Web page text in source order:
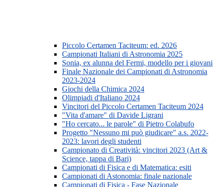
Piccolo Certamen Taciteum: ed. 2026
Campionati Italiani di Astronomia 2025
Sonia, ex alunna del Fermi, modello per i giovani
Finale Nazionale dei Campionati di Astronomia
2023-2024
Giochi della Chimica 2024
Olimpiadi d'Italiano 2024
Vincitori del Piccolo Certamen Taciteum 2024
"Vita d'amare" di Davide Ligrani
"Ho cercato... le parole" di Pietro Colabufo
Progetto "Nessuno mi può giudicare" a.s. 2022-
2023: lavori degli studenti
Campionato di Creatività: vincitori 2023 (Art &
Science, tappa di Bari)
Campionati di Fisica e di Matematica: esiti
Campionati di Astonomia: finale nazionale
Campionati di Fisica - Fase Nazionale